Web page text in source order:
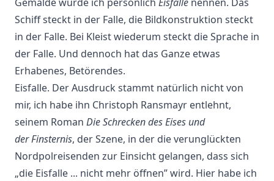
Schiff steckt in der Falle, die Bildkonstruktion steckt
in der Falle. Bei Kleist wiederum steckt die Sprache in
der Falle. Und dennoch hat das Ganze etwas
Erhabenes, Betörendes.
Eisfalle. Der Ausdruck stammt natürlich nicht von
mir, ich habe ihn Christoph Ransmayr entlehnt,
seinem Roman Die Schrecken des Eises und
der Finsternis, der Szene, in der die verunglückten
Nordpolreisenden zur Einsicht gelangen, dass sich
„die Eisfalle ... nicht mehr öffnen” wird. Hier habe ich